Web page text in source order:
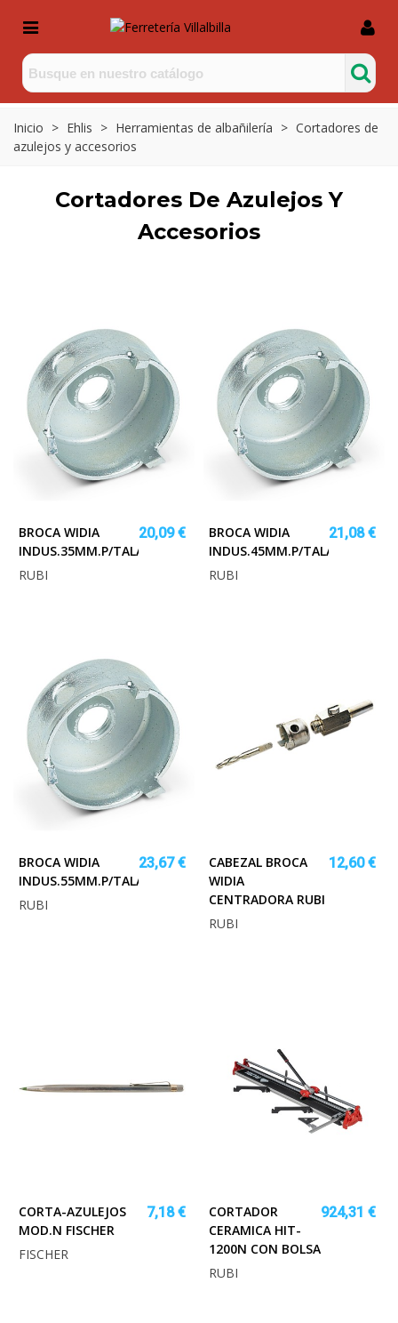
Inicio > Ehlis > Herramientas de albañilería > Cortadores de
azulejos y accesorios
Cortadores De Azulejos Y
Accesorios
BROCA WIDIA
INDUS.35MM.P/TALAD.RUBI
20,09 €
RUBI
BROCA WIDIA
INDUS.45MM.P/TALAD.RUBI
21,08 €
RUBI
BROCA WIDIA
INDUS.55MM.P/TALAD.RUBI
23,67 €
RUBI
CABEZAL BROCA
WIDIA
CENTRADORA RUBI
12,60 €
RUBI
CORTA-AZULEJOS
MOD.N FISCHER
7,18 €
FISCHER
CORTADOR
CERAMICA HIT-
1200N CON BOLSA
924,31 €
RUBI